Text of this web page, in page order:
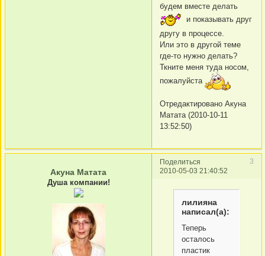
будем вместе делать
и показывать друг
другу в процессе.
Или это в другой теме
где-то нужно делать?
Ткните меня туда носом,
пожалуйста
Отредактировано Акуна
Матата (2010-10-11
13:52:50)
Поделиться
3
2010-05-03 21:40:52
Акуна Матата
Душа компании!
лилияна
написал(а):
Теперь
осталось
пластик